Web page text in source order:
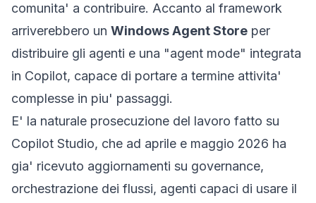
comunita' a contribuire. Accanto al framework
arriverebbero un Windows Agent Store per
distribuire gli agenti e una "agent mode" integrata
in Copilot, capace di portare a termine attivita'
complesse in piu' passaggi.
E' la naturale prosecuzione del lavoro fatto su
Copilot Studio, che ad aprile e maggio 2026 ha
gia' ricevuto aggiornamenti su governance,
orchestrazione dei flussi, agenti capaci di usare il